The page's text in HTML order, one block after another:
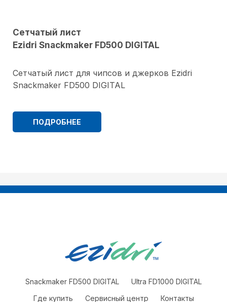
Сетчатый лист
Ezidri Snackmaker FD500 DIGITAL
Сетчатый лист для чипсов и джерков Ezidri
Snackmaker FD500 DIGITAL
ПОДРОБНЕЕ
Snackmaker FD500 DIGITAL
Ultra FD1000 DIGITAL
Где купить
Сервисный центр Контакты